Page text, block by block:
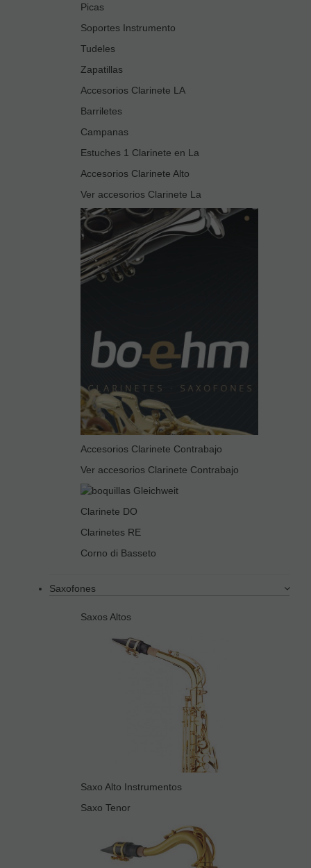
Picas
Soportes Instrumento
Tudeles
Zapatillas
Accesorios Clarinete LA
Barriletes
Campanas
Estuches 1 Clarinete en La
Accesorios Clarinete Alto
Ver accesorios Clarinete La
Accesorios Clarinete Contrabajo
Ver accesorios Clarinete Contrabajo
Clarinete DO
Clarinetes RE
Corno di Basseto
Saxofones
Saxos Altos
Saxo Alto Instrumentos
Saxo Tenor